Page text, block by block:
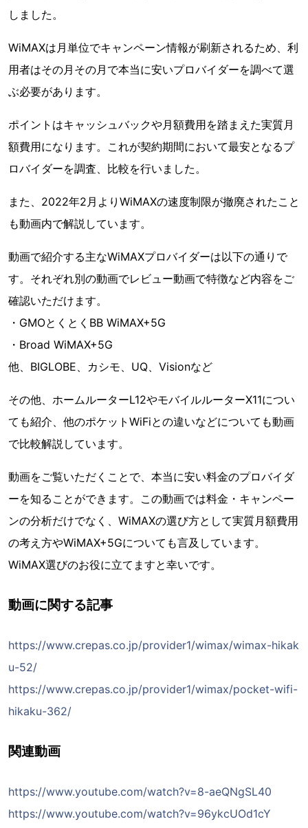
しました。
WiMAXは月単位でキャンペーン情報が刷新されるため、利
用者はその月その月で本当に安いプロバイダーを調べて選
ぶ必要があります。
ポイントはキャッシュバックや月額費用を踏まえた実質月
額費用になります。これが契約期間において最安となるプ
ロバイダーを調査、比較を行いました。
また、2022年2月よりWiMAXの速度制限が撤廃されたこと
も動画内で解説しています。
動画で紹介する主なWiMAXプロバイダーは以下の通りで
す。それぞれ別の動画でレビュー動画で特徴など内容をご
確認いただけます。
・GMOとくとくBB WiMAX+5G
・Broad WiMAX+5G
他、BIGLOBE、カシモ、UQ、Visionなど
その他、ホームルーターL12やモバイルルーターX11につい
ても紹介、他のポケットWiFiとの違いなどについても動画
で比較解説しています。
動画をご覧いただくことで、本当に安い料金のプロバイダ
ーを知ることができます。この動画では料金・キャンペー
ンの分析だけでなく、WiMAXの選び方として実質月額費用
の考え方やWiMAX+5Gについても言及しています。
WiMAX選びのお役に立てますと幸いです。
動画に関する記事
https://www.crepas.co.jp/provider1/wimax/wimax-hikak
u-52/
https://www.crepas.co.jp/provider1/wimax/pocket-wifi-
hikaku-362/
関連動画
https://www.youtube.com/watch?v=8-aeQNgSL40
https://www.youtube.com/watch?v=96ykcUOd1cY